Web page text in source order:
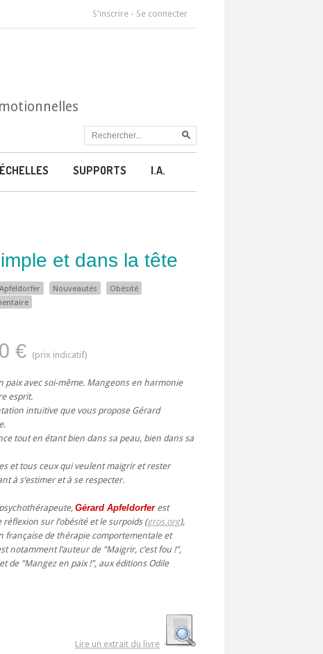
S'inscrire - Se connecter
ÉCHELLES SUPPORTS I.A.
et dans la tête
Nouveautés
Obésité
€
paix avec soi-même. Mangeons en harmonie
esprit.
intuitive que vous propose Gérard
tout en étant bien dans sa peau, bien dans sa
et tous ceux qui veulent maigrir et rester
à s’estimer et à se respecter.
Gérard Apfeldorferest
sur l’obésité et le surpoids (gros.org),
française de thérapie comportementale et
notamment l’auteur de "Maigrir, c’est fou !",
de "Mangez en paix !", aux éditions Odile
Lire un extrait du livre